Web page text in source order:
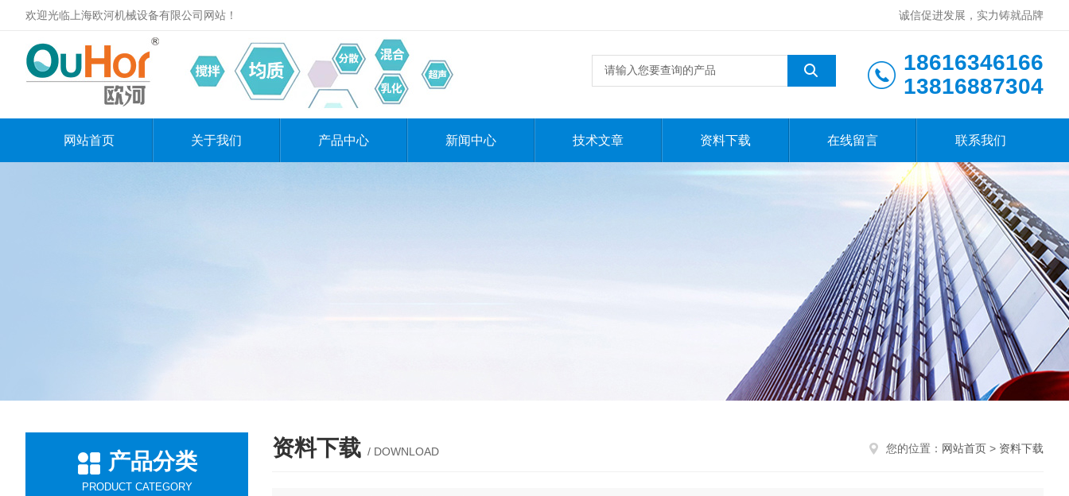
欢迎光临上海欧河机械设备有限公司网站！ 诚信促进发展，实力铸就品牌
18616346166
13816887304
网站首页 关于我们 产品中心 新闻中心 技术文章 资料下载 在线留言 联系我们
产品分类
PRODUCT CATEGORY
资料下载 / DOWNLOAD 您的位置： 网站首页 > 资料下载